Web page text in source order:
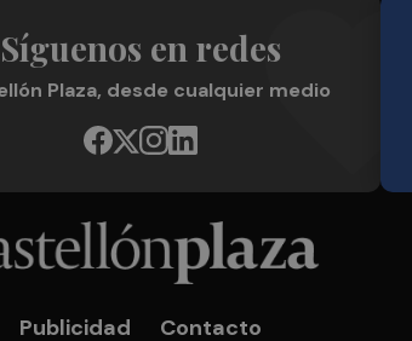
Síguenos en redes
Plaza, desde cualquier medio
Publicidad Contacto